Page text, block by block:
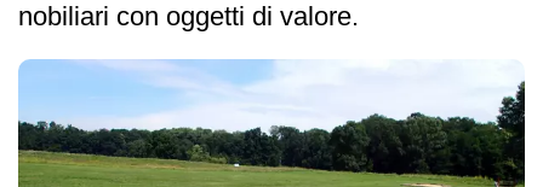
nobiliari con oggetti di valore.